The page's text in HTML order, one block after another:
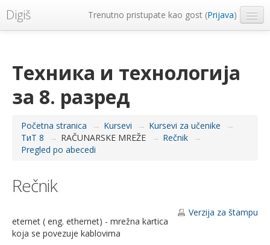
Digiš Trenutno pristupate kao gost (Prijava)
Техника и технологија
за 8. разред
Početna stranica → Kursevi → Kursevi za učenike
→
ТиТ 8
→ RAČUNARSKE MREŽE → Rečnik
→
Pregled po abecedi
Rečnik
Verzija za štampu
eternet ( eng. ethernet) - mrežna kartica
koja se povezuje kablovima